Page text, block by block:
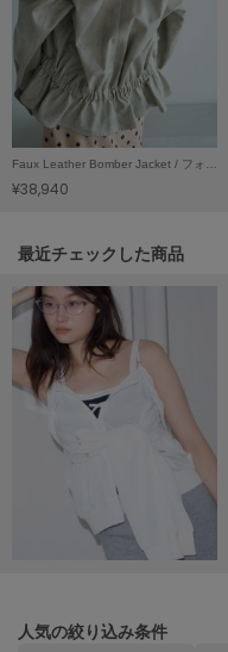
GRAMICCI
グラミチ
Henon.
へノン
HUNTER
HOKA ONEONE
KEEN
キーン
ルコックスポルティフ
Faux Leather Bomber Jacket / フォウレザーボンバージャケット
¥38,940
関連記事
最近チェックした商品
人気の絞り込み条件